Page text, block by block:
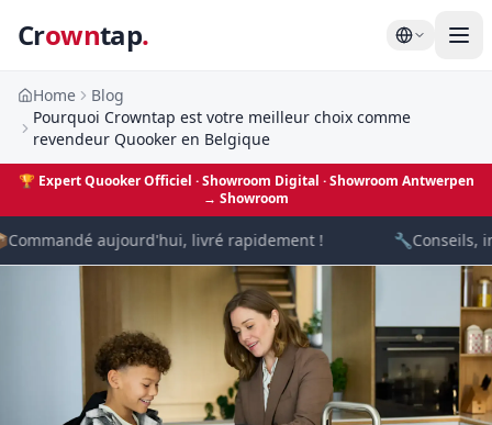
Crowntap.
Home
Blog
Pourquoi Crowntap est votre meilleur choix comme
revendeur Quooker en Belgique
🏆 Expert Quooker Officiel · Showroom Digital · Showroom Antwerpen
→ Showroom
Commandé aujourd'hui, livré rapidement ! 🔧Conseils,